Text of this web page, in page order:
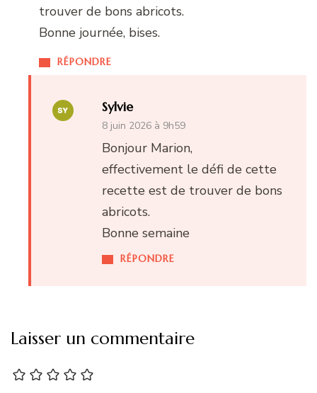
RÉPONDRE
trouver de bons abricots.
Bonne journée, bises.
Sylvie
8 juin 2026 à 9h59
RÉPONDRE
Bonjour Marion,
effectivement le défi de cette
recette est de trouver de bons
abricots.
Bonne semaine
Laisser un commentaire